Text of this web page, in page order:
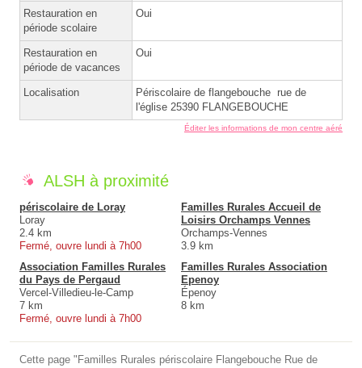
Restauration en
période scolaire
Oui
Restauration en
période de vacances
Oui
Localisation
Périscolaire de flangebouche rue de
l'église 25390 FLANGEBOUCHE
Éditer les informations de mon centre aéré
ALSH à proximité
périscolaire de Loray
Loray
2.4 km
Fermé, ouvre lundi à 7h00
Familles Rurales Accueil de
Loisirs Orchamps Vennes
Orchamps-Vennes
3.9 km
Association Familles Rurales
du Pays de Pergaud
Vercel-Villedieu-le-Camp
7 km
Fermé, ouvre lundi à 7h00
Familles Rurales Association
Epenoy
Épenoy
8 km
Cette page "Familles Rurales périscolaire Flangebouche Rue de